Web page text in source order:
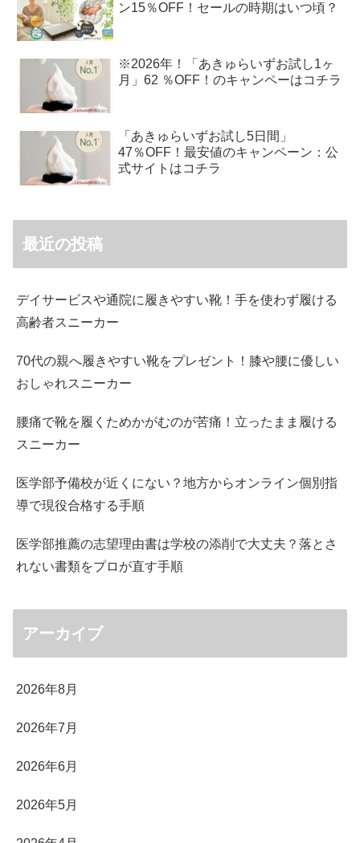
ン15％OFF！セールの時期はいつ頃？
※2026年！「あきゅらいずお試し1ヶ
月」62 ％OFF！のキャンペーはコチラ
「あきゅらいずお試し5日間」
47％OFF！最安値のキャンペーン：公
式サイトはコチラ
最近の投稿
デイサービスや通院に履きやすい靴！手を使わず履ける
高齢者スニーカー
70代の親へ履きやすい靴をプレゼント！膝や腰に優しい
おしゃれスニーカー
腰痛で靴を履くためかがむのが苦痛！立ったまま履ける
スニーカー
医学部予備校が近くにない？地方からオンライン個別指
導で現役合格する手順
医学部推薦の志望理由書は学校の添削で大丈夫？落とさ
れない書類をプロが直す手順
アーカイブ
2026年8月
2026年7月
2026年6月
2026年5月